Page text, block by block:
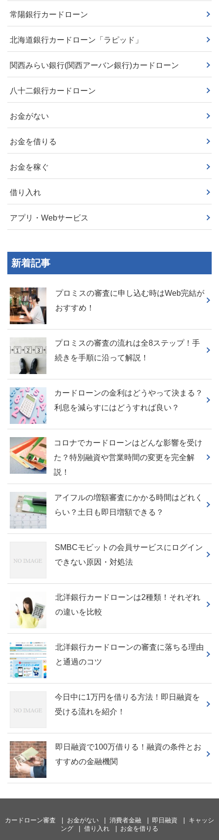
常陽銀行カードローン
北海道銀行カードローン「ラピッド」
関西みらい銀行(関西アーバン銀行)カードローン
八十二銀行カードローン
お金がない
お金を借りる
お金を稼ぐ
借り入れ
アプリ・Webサービス
新着記事
プロミスの審査に申し込む時はWeb完結が
おすすめ！
プロミスの審査の流れは全8ステップ！手
続きを手順に沿って解説！
カードローンの金利はどうやって決まる？
利息を減らすにはどうすれば良い？
コロナでカードローンはどんな影響を受け
た？特別融資や営業時間の変更を完全解
説！
アイフルの増額審査にかかる時間はどれく
らい？土日も即日増額できる？
SMBCモビットの会員サービスにログイン
できない原因・対処法
北洋銀行カードローンは2種類！それぞれ
の違いを比較
北洋銀行カードローンの審査に落ちる理由
と通過のコツ
今日中に1万円を借りる方法！即日融資を
受ける流れを紹介！
即日融資で100万借りる！融資の条件とお
すすめの金融機関
カードローン審査 お金がない 消費者金融 即日融資
キャッシ
ング
借り入れ
お金を借りる